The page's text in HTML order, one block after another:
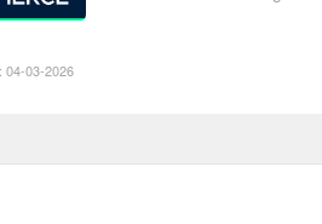
04-03-2026